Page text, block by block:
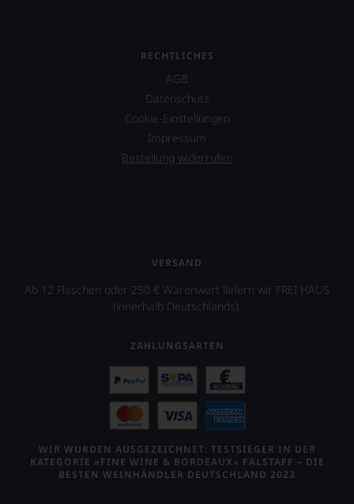
RECHTLICHES
AGB
Datenschutz
Cookie-Einstellungen
Impressum
Bestellung widerrufen
VERSAND
Ab 12 Flaschen oder 250 € Warenwert liefern wir FREI HAUS
(innerhalb Deutschlands).
ZAHLUNGSARTEN
WIR WURDEN AUSGEZEICHNET: TESTSIEGER IN DER
KATEGORIE »FINE WINE & BORDEAUX« FALSTAFF – DIE
BESTEN WEINHÄNDLER DEUTSCHLAND 2023